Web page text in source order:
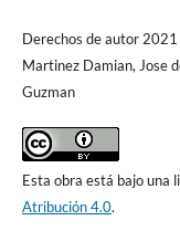
Derechos de autor
Martinez Damian, Jose
Guzman
Esta obra está bajo una
Atribución 4.0.